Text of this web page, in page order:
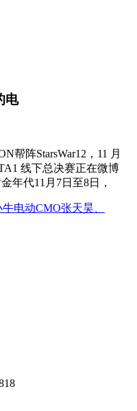
电
阵StarsWar12，11 月
线下总决赛正在微博
年代11月7日至8日，
电动CMO张天昊、